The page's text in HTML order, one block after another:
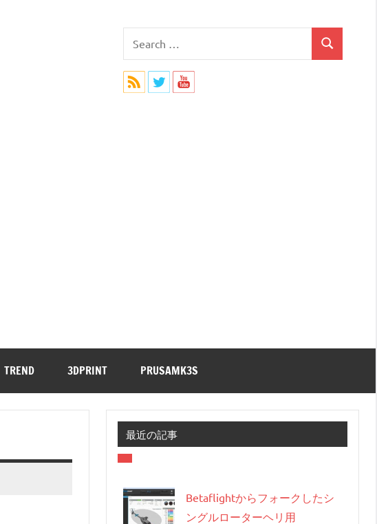
for:
Search
TREND 3DPRINT PRUSAMK3S
最近の記事
Betaflightからフォークしたシ
ングルローターヘリ用